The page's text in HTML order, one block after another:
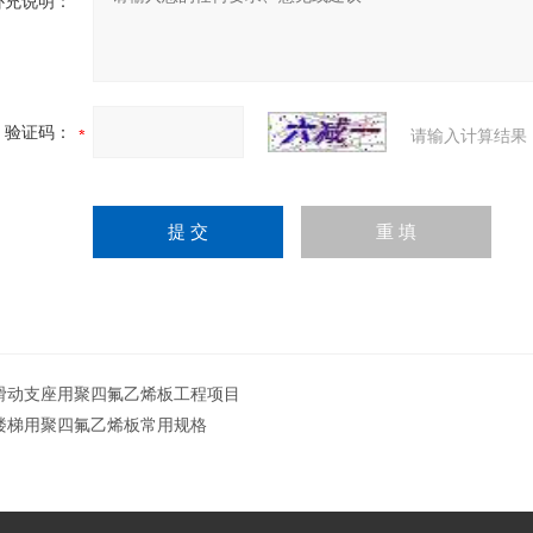
验证码： 请输入计算结果
动支座用聚四氟乙烯板工程项目
梯用聚四氟乙烯板常用规格